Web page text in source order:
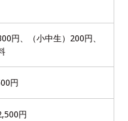
円、（小中生）200円、
円
円